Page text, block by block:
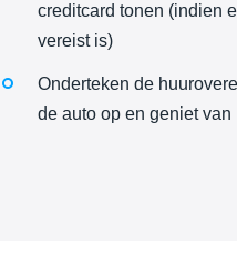
creditcard tonen (indien
vereist is)
Onderteken de
de auto op en geniet van